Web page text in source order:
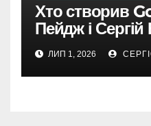
Хто створив
Пейдж і Сергій
чия ідея
ЛИП 1, 2026